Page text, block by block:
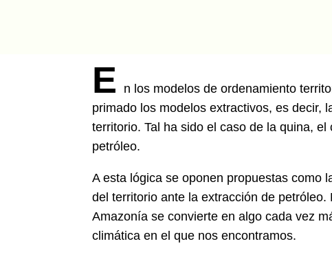
E
n los modelos de ordenamiento
primado los modelos extractivos, es decir,
territorio. Tal ha sido el caso de la quina,
petróleo.
A esta lógica se oponen propuestas como
del territorio ante la extracción de
Amazonía se convierte en algo cada vez
climática en el que nos encontramos.